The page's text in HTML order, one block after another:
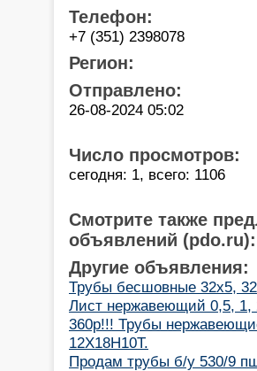
Телефон:
+7 (351) 2398078
Регион:
Отправлено:
26-08-2024 05:02
Число просмотров:
сегодня: 1, всего: 1106
Смотрите также
объявлений (pdo.ru):
Другие объявления:
Трубы бесшовные 32х5,
Лист нержавеющий 0,5, 1,
360р!!! Трубы
12Х18Н10Т.
Продам трубы б/у 530/9